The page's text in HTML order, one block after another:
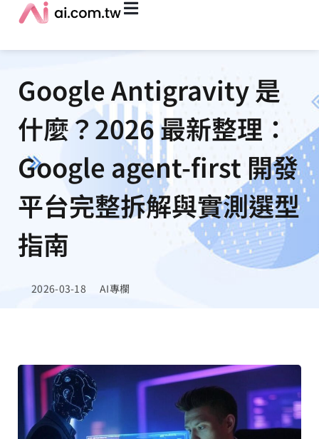
Google Antigravity 是
什麼？2026 最新整理：
Google agent-first 開發
平台完整拆解與實測選型
指南
2026-03-18 AI專欄